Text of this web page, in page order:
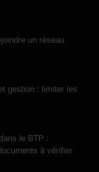
un réseau
gestion : limiter les
le BTP :
à vérifier